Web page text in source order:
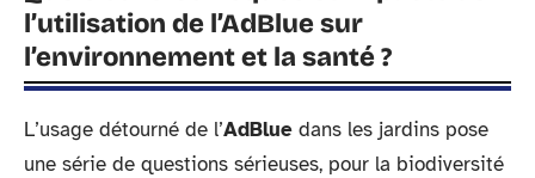
l’utilisation de l’AdBlue sur
l’environnement et la santé ?
L’usage détourné de l’AdBlue dans les jardins pose
une série de questions sérieuses, pour la biodiversité